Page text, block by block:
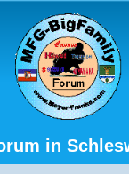
in